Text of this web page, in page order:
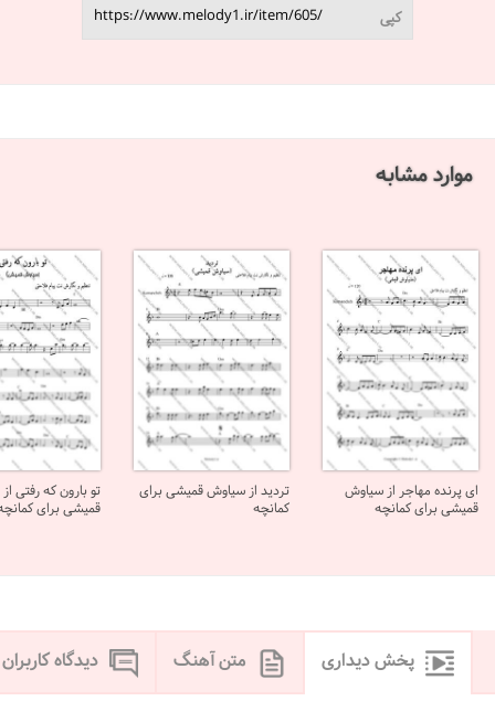
کپی
موارد مشابه
ای پرنده مهاجر از سیاوش
قمیشی برای کمانچه
تردید از سیاوش قمیشی برای
کمانچه
تو بارون که رفتی
قمیشی برای
پخش دیداری متن آهنگ دیدگاه کاربران